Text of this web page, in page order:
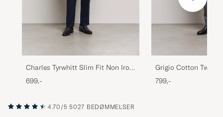
Charles Tyrwhitt Slim Fit Non Iron
Bengal Stripe Poplin Shirt Sky
Blue
699,-
Grigio Cotton Twill
White
799,-
4.70/5 5027 BEDØMMELSER